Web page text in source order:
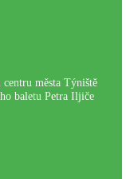
města Týniště
baletu Petra Iljiče